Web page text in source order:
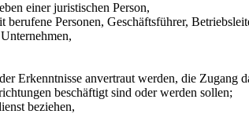
einer juristischen Person,
Personen, Geschäftsführer,
Erkenntnisse anvertraut werden, die Zugang
beschäftigt sind oder werden sollen;
beziehen,